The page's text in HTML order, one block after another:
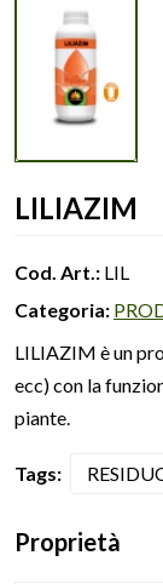
LILIAZIM
Cod. Art.: LIL
Categoria:
LILIAZIM è un
ecc) con la
piante.
Tags:
Proprietà